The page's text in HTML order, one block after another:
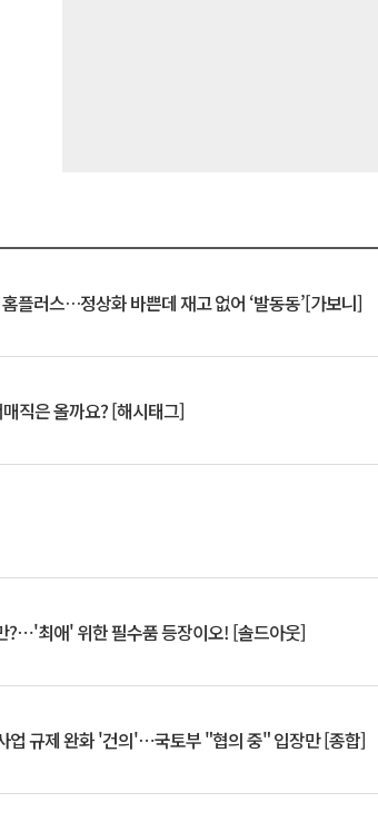
플러스…정상화 바쁜데 재고 없어 ‘발동동’[가보니]
직은 올까요? [해시태그]
?⋯'최애' 위한 필수품 등장이오! [솔드아웃]
업 규제 완화 '건의'⋯국토부 "협의 중" 입장만 [종합]